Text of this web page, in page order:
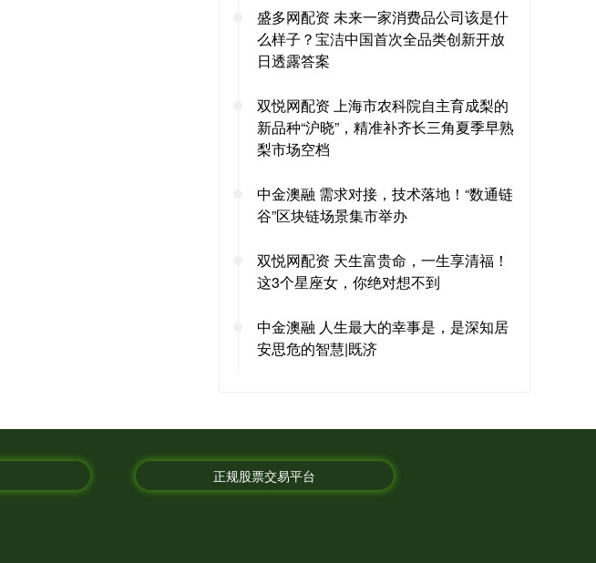
盛多网配资 未来一家消费品公司该是什
么样子？宝洁中国首次全品类创新开放
日透露答案
双悦网配资 上海市农科院自主育成梨的
新品种“沪晓”，精准补齐长三角夏季早熟
梨市场空档
中金澳融 需求对接，技术落地！“数通链
谷”区块链场景集市举办
双悦网配资 天生富贵命，一生享清福！
这3个星座女，你绝对想不到
中金澳融 人生最大的幸事是，是深知居
安思危的智慧|既济
正规股票交易平台